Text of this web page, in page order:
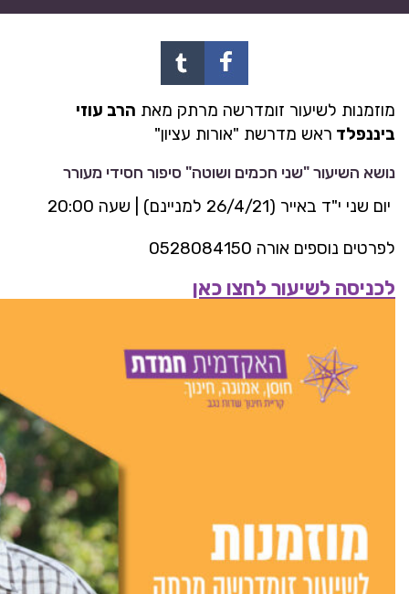
מוזמנות לשיעור זומדרשה מרתק מאת הרב עוזי
ביננפלד ראש מדרשת "אורות עציון"
נושא השיעור "שני חכמים ושוטה" סיפור חסידי מעורר
יום שני י"ד באייר (26/4/21 למניינם) | שעה 20:00
לפרטים נוספים אורה 0528084150
לכניסה לשיעור לחצו כאן